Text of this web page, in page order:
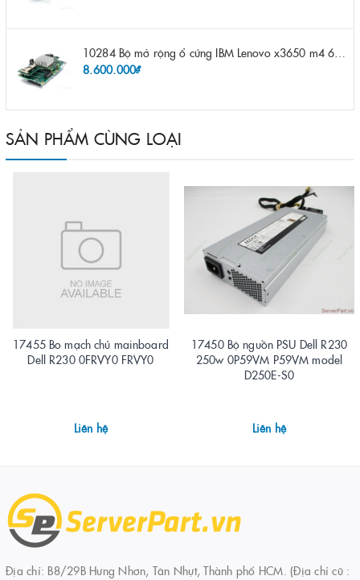
10284 Bộ mở rộng ổ cứng IBM Lenovo x3650 m4 69Y5319 8x 2.5" HS HDD Assembly Kit with Expander
8.600.000₫
SẢN PHẨM CÙNG LOẠI
17455 Bo mạch chủ mainboard
Dell R230 0FRVY0 FRVY0
Liên hệ
17450 Bộ nguồn PSU Dell R230
250w 0P59VM P59VM model
D250E-S0
Liên hệ
Địa chỉ: B8/29B Hưng Nhơn, Tân Nhựt, Thành phố HCM. (Địa chỉ cũ :